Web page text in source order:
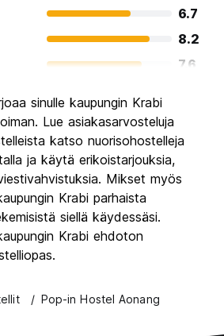
6.7
8.2
7.6
6.4
sinulle kaupungin Krabi
Lue asiakasarvosteluja
katso nuorisohostelleja
ja käytä erikoistarjouksia,
Mikset myös
Krabi parhaista
siellä käydessäsi.
Krabi ehdoton
Pop-in Hostel Aonang